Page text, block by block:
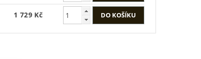
1 729 Kč